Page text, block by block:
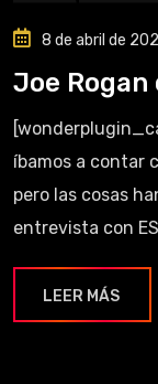
8 de abril de
Joe Rogan
íbamos a contar
pero las cosas
entrevista con
LEER MÁS